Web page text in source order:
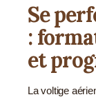
Se
:
et
La voltige